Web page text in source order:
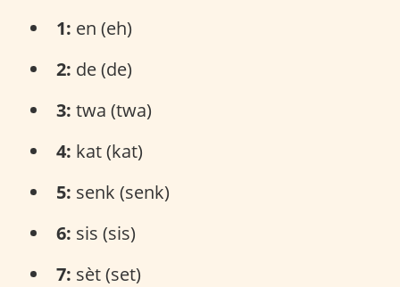
1: en (eh)
2: de (de)
3: twa (twa)
4: kat (kat)
5: senk (senk)
6: sis (sis)
7: sèt (set)